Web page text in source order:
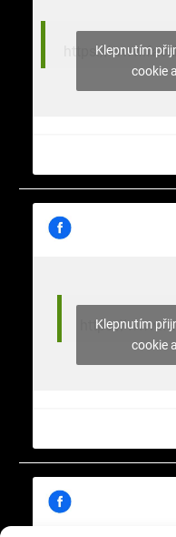
https://Klepnutím
cookie
https://
Klepnutím
cookie